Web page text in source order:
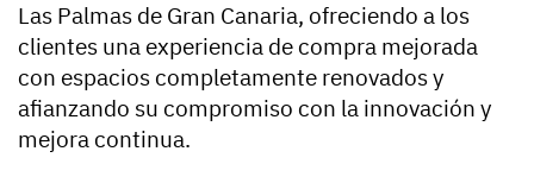
Las Palmas de Gran Canaria, ofreciendo a los
clientes una experiencia de compra mejorada
con espacios completamente renovados y
afianzando su compromiso con la innovación y
mejora continua.